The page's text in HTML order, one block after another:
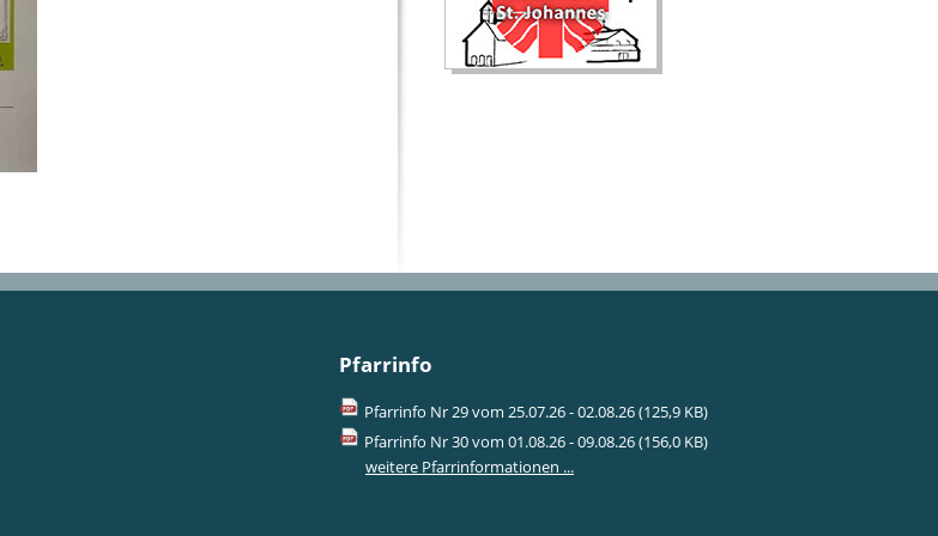
Pfarrinfo
Pfarrinfo Nr 29 vom 25.07.26 - 02.08.26(125,9 KB)
Pfarrinfo Nr 30 vom 01.08.26 - 09.08.26(156,0 KB)
weitere Pfarrinformationen ...